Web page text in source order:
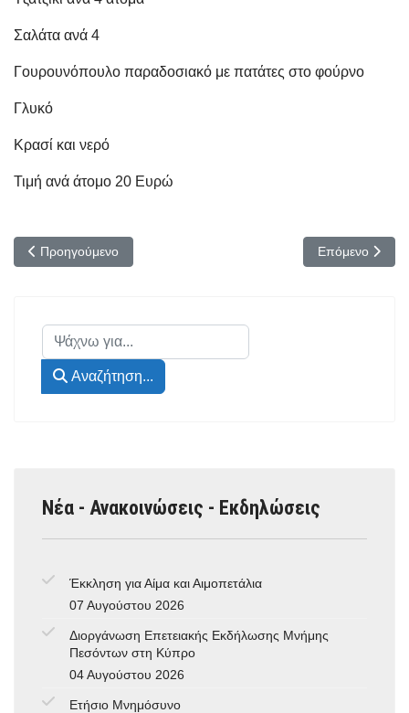
Σαλάτα ανά 4
Γουρουνόπουλο παραδοσιακό με πατάτες στο φούρνο
Γλυκό
Κρασί και νερό
Τιμή ανά άτομο 20 Ευρώ
Προηγούμενο άρθρο: 40ΗΜΕΡΟ ΜΝΗΜΟΣΥΝΟ
Προηγούμενο Επόμενο
Επόμενο
Αναζήτηση...
Αναζήτηση...
Νέα - Ανακοινώσεις - Εκδηλώσεις
Έκκληση για Αίμα και Αιμοπετάλια
07 Αυγούστου 2026
Διοργάνωση Επετειακής Εκδήλωσης Μνήμης
Πεσόντων στη Κύπρο
04 Αυγούστου 2026
Ετήσιο Μνημόσυνο